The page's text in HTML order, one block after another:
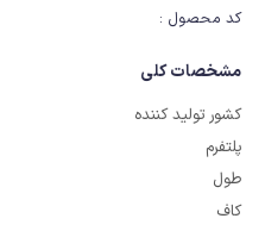
کد محصول :
مشخصات کلی
کشور تولید کننده
پلتفرم
طول
کاف